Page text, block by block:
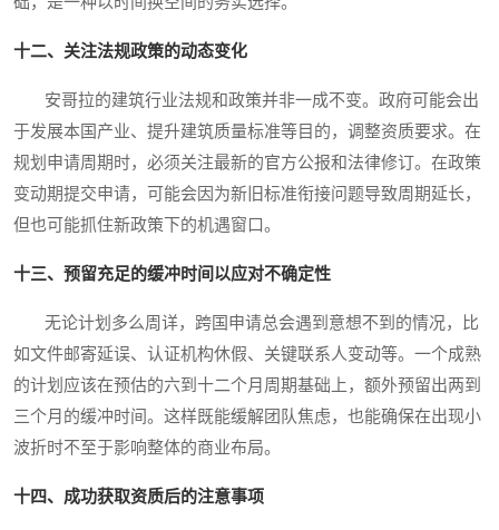
十二、关注法规政策的动态变化
安哥拉的建筑行业法规和政策并非一成不变。政府可能会出
于发展本国产业、提升建筑质量标准等目的，调整资质要求。在
规划申请周期时，必须关注最新的官方公报和法律修订。在政策
变动期提交申请，可能会因为新旧标准衔接问题导致周期延长，
但也可能抓住新政策下的机遇窗口。
十三、预留充足的缓冲时间以应对不确定性
无论计划多么周详，跨国申请总会遇到意想不到的情况，比
如文件邮寄延误、认证机构休假、关键联系人变动等。一个成熟
的计划应该在预估的六到十二个月周期基础上，额外预留出两到
三个月的缓冲时间。这样既能缓解团队焦虑，也能确保在出现小
波折时不至于影响整体的商业布局。
十四、成功获取资质后的注意事项